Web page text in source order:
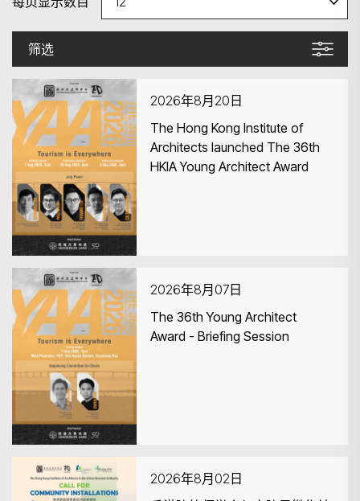
筛选
2026年8月20日
The Hong Kong Institute of
Architects launched The 36th
HKIA Young Architect Award
2026年8月07日
The 36th Young Architect
Award - Briefing Session
2026年8月02日